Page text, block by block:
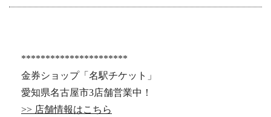
**********************
金券ショップ「名駅チケット」
愛知県名古屋市3店舗営業中！
>> 店舗情報はこちら